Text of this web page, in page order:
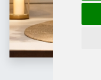
Carros y